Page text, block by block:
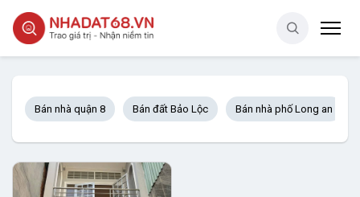
Bán nhà quận 8 Bán đất Bảo Lộc Bán nhà phố Long an